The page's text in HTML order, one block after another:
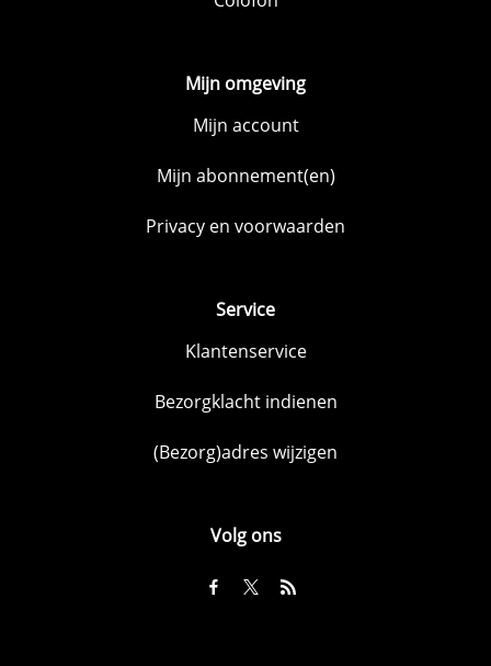
Mijn omgeving
Mijn account
Mijn abonnement(en)
Privacy en voorwaarden
Service
Klantenservice
Bezorgklacht indienen
(Bezorg)adres wijzigen
Volg ons